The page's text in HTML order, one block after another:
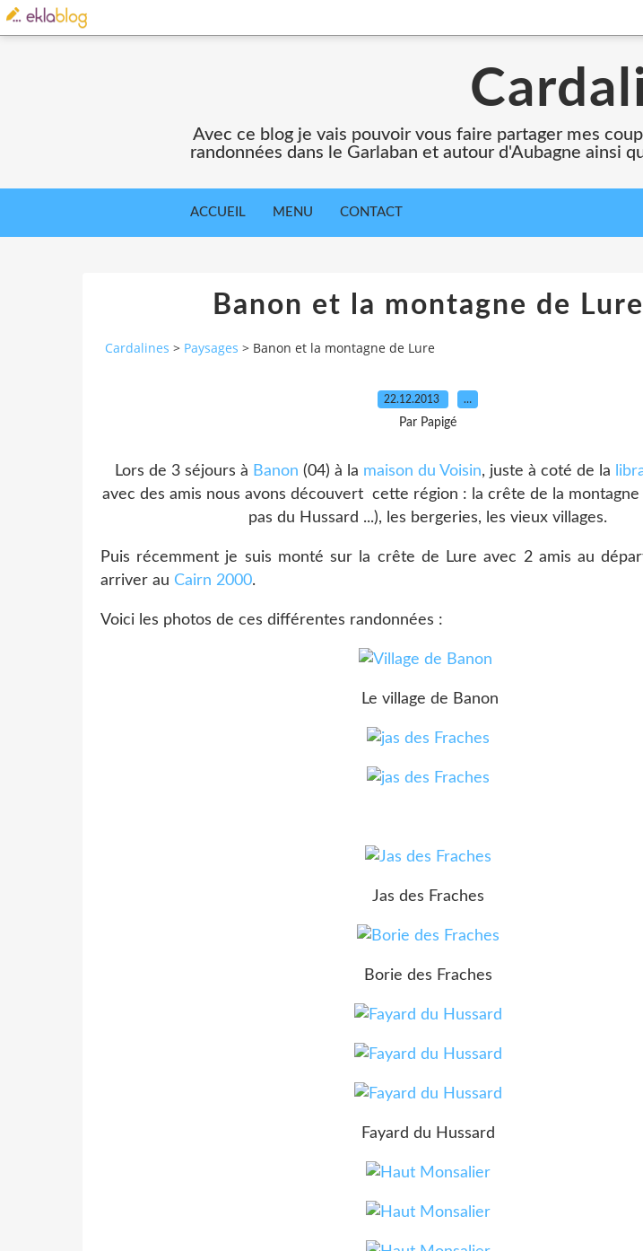
Avec ce blog je vais pouvoir vous faire partager mes
randonnées dans le Garlaban et autour d'Aubagne ainsi
ACCUEIL MENU CONTACT
Banon et la montagne de Lure
Cardalines > Paysages > Banon et la montagne de Lure
22.12.2013 …
Par Papigé
Lors de 3 séjours à Banon (04) à la maison du Voisin, juste à coté de la
avec des amis nous avons découvert cette région : la crête de la montagne
pas du Hussard ...), les bergeries, les vieux villages.
Puis récemment je suis monté sur la crête de Lure avec 2 amis au
arriver au Cairn 2000.
Voici les photos de ces différentes randonnées :
Le village de Banon
Jas des Fraches
Borie des Fraches
Fayard du Hussard